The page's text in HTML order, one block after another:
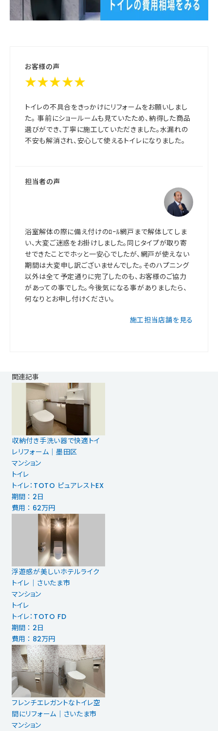
お客様の声
★★★★★
トイレの不具合をきっかけにリフォームをお願いしまし
た。 事前にショールームも見ていたため、納得した商品
選びができ、丁寧に施工していただきました。水漏れの
不安も解消され、安心して使えるトイレになりました。
担当者の声
浴室解体の際に備え付けのﾛｰﾙ網戸まで解体してしま
い、大変ご迷惑をお掛けしました。同じタイプが取り寄
せできたことでホッと一安心でしたが、網戸が使えない
期間は大変申し訳ございませんでした。そのハプニング
以外は全て予定通りに完了したのも、お客様のご協力
があっての事でした。今後気になる事がありましたら、
何なりとお申し付けください。
施工担当店舗を見る
関連記事
収納付き手洗い器で快適トイ
レリフォーム｜墨田区
マンション
トイレ
トイレ：TOTO ピュアレストEX
期間 ： 2日
費用 ： 62万円
浮遊感が美しいホテルライク
トイレ｜さいたま市
マンション
トイレ
トイレ：TOTO FD
期間 ： 2日
費用 ： 82万円
フレンチエレガントなトイレ空
間にリフォーム｜さいたま市
マンション